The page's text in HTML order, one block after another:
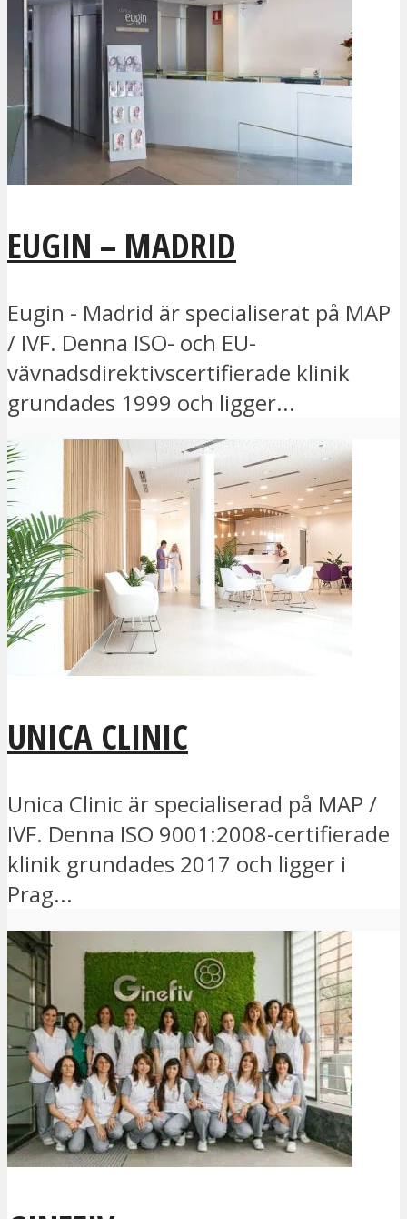
EUGIN – MADRID
Eugin - Madrid är specialiserat på MAP
/ IVF. Denna ISO- och EU-
vävnadsdirektivscertifierade klinik
grundades 1999 och ligger...
UNICA CLINIC
Unica Clinic är specialiserad på MAP /
IVF. Denna ISO 9001:2008-certifierade
klinik grundades 2017 och ligger i
Prag...